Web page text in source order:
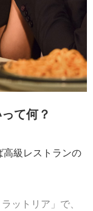
て何？
級レストランの
ットリア」で、